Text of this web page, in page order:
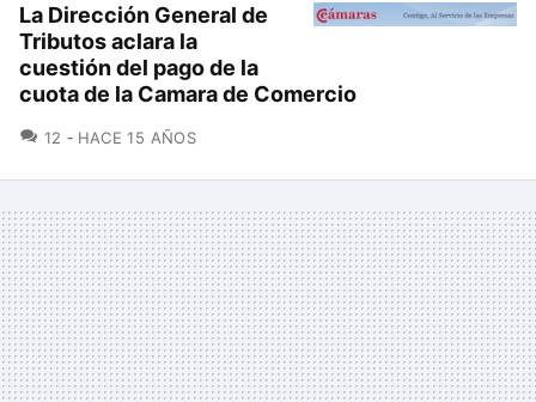
La Dirección General de
Tributos aclara la
cuestión del pago de la
cuota de la Camara de Comercio
12 COMENTARIOS
HACE 15 AÑOS